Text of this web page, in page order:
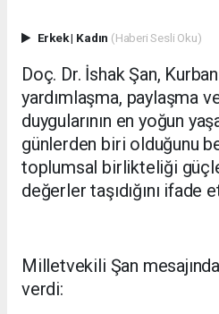
Erkek| Kadın (Haberi Sesli Oku)
Doç. Dr. İshak Şan, Kurban
yardımlaşma, paylaşma
duygularının en yoğun
günlerden biri olduğunu
toplumsal birlikteliği
değerler taşıdığını ifade
Milletvekili Şan
verdi: